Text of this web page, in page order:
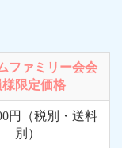
ファミリー会会
様限定価格
円（税別・送料
別）